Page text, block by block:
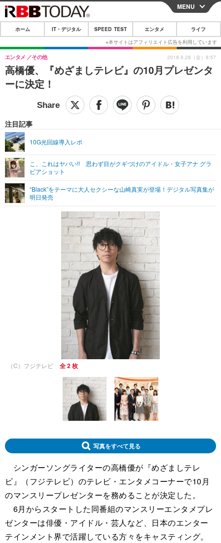
CLOSE
ホーム
IT・デジタル
IT・デジタルTOP スマートフォン
ショッピング その他
SPEED TEST
エンタメTOP 映画・ドラマ
グラビア
ショッピング その他
ライフTOP
その他
リリース一覧
プッシュ通知の停止方法
MENU
ホーム IT・デジタル SPEED TEST エンタメ ライフ
高橋優、『めざましテレビ』の10月プレゼンタ
ーに決定！
エンタメ その他
注目記事
10G光回線導入レポ
こ、これはヤバい!! 思わず目がクギづけのアイドル・女子アナ グラ
ビアショット
“Black”をテーマに大人セクシーな山崎真実が登場！デジタル写真集が
明日発売
2018.9.28（金）8:57
（C）フジテレビ 全 2 枚
写真をすべて見る
シンガーソングライターの高橋優が『めざましテレ
ビ』（フジテレビ）のテレビ・エンタメコーナーで10月
のマンスリープレゼンターを務めることが決定した。
6月からスタートした同番組のマンスリーエンタメプレ
ゼンターは俳優・アイドル・芸人など、日本のエンター
テインメント界で活躍している方々をキャスティング。